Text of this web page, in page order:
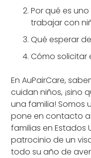
Por qué es
trabajar con
Qué esperar
Cómo solicitar
En AuPairCare,
cuidan niños, ¡sino
una familia! Somos
pone en contacto
familias en Estados
patrocinio de un
todo su año de